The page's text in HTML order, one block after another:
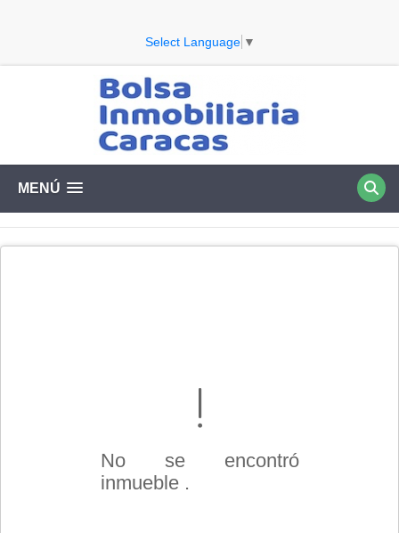
Select Language ▼
MENÚ
No se encontró
inmueble .